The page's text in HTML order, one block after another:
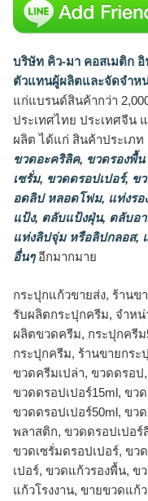
บริษัท คิว-มา คอสเมติก
ตัวแทนผู้ผลิตและจัดจำห
แก่แบรนด์สินค้ากว่า
ประเทศไทย ประเทศจีน
ผลิต ได้แก่ สินค้าประเภท
ขวดอะคริลิค, ขวดรองพื้
เซรั่ม, ขวดดรอปเปอร์, ข
อดลิป หลอดโฟม, แท่งรอ
แป้ง, ตลับแป้งฝุ่น, ตลับอ
แท่งลิปจุ่ม หรือลิปกลอส,
อื่นๆอีกมากมาย
กระปุกแก้วขายส่ง, ร้านข
รับผลิตกระปุกครีม, จำห
ผลิตขวดครีม, กระปุกครีม
กระปุกครีม, ร้านขายกร
ขวดครีมเปล่า, ขวดดรอป
ขวดดรอปเปอร์15ml, ขว
ขวดดรอปเปอร์50ml, ขว
พลาสติก, ขวดดรอปเปอร์
ขวดเซรั่มดรอปเปอร์, ขว
เปอร์, ขวดแก้วรองพื้น, ข
แก้วโรงงาน, ขายขวดแก้